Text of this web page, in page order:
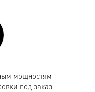
мощностям -
под заказ